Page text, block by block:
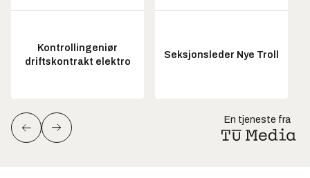
Kontrollingeniør
driftskontrakt elektro
Seksjonsleder Nye Troll
En tjeneste fra